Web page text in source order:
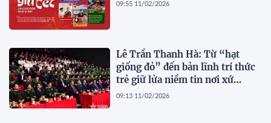
09:55 11/02/2026
Lê Trần Thanh Hà: Từ “hạt
giống đỏ” đến bản lĩnh trí thức
trẻ giữ lửa niềm tin nơi xứ
người
09:13 11/02/2026